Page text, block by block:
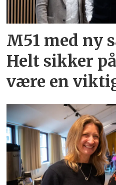
M51 med ny
Helt sikker
være en